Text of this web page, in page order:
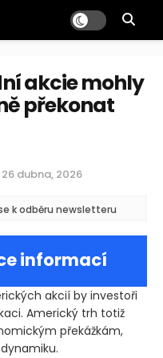
akcie mohly
překonat
26 dubna, 2026
k odběru newsletteru
informací
akcií by investoři
Americký trh totiž
překážkám,